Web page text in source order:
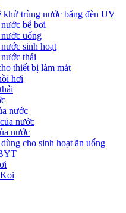
khử trùng nước bằng đèn UV
bể bơi
uống
sinh hoạt
thải
thiết bị làm mát
hơi
nước
nước
nước
cho sinh hoạt ăn uống